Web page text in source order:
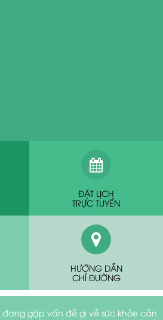
ĐẶT LỊCH
TRỰC TUYẾN
HƯỚNG DẪN
CHỈ ĐƯỜNG
đang gặp vấn đề gì về sức khỏe cần